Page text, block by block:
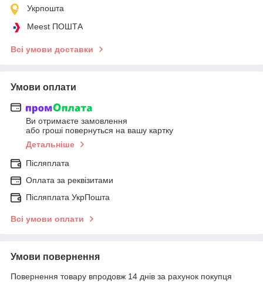
Укрпошта
Meest ПОШТА
Всі умови доставки
Умови оплати
Ви отримаєте замовлення
або гроші повернуться на вашу картку
Детальніше
Післяплата
Оплата за реквізитами
Післяплата УкрПошта
Всі умови оплати
Умови повернення
Повернення товару впродовж 14 днів за рахунок покупця